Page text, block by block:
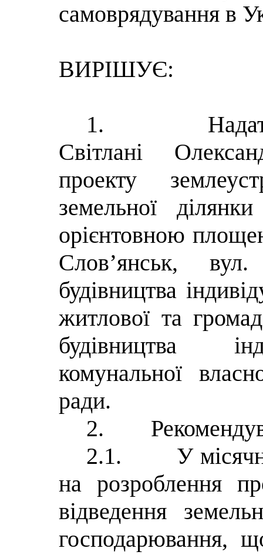
самоврядування в
ВИРІШУЄ:
1.
Світлані
проекту
земельної
орієнтовною
Слов’янськ,
будівництва
житлової та
будівництва
комунальної
ради.
2.
2.1.
У
на розроблення
відведення
господарювання,